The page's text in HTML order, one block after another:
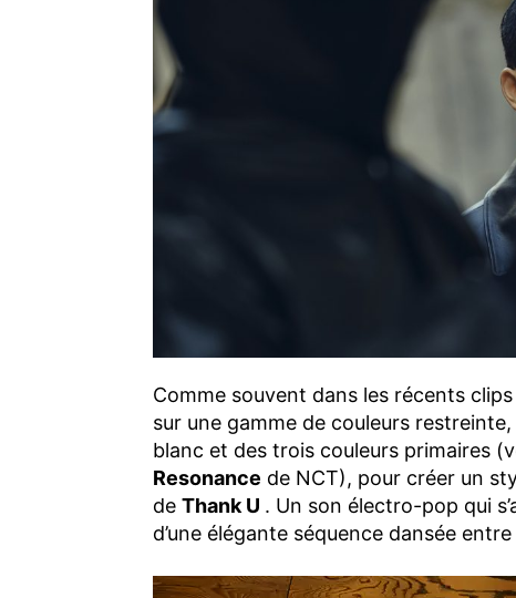
Comme souvent dans les récents
sur une gamme de couleurs
blanc et des trois couleurs primaires
Resonance de NCT), pour créer un
de Thank U . Un son électro-pop qui
d’une élégante séquence dansée